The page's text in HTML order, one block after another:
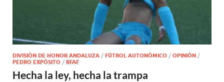
DIVISIÓN DE HONOR ANDALUZA / FÚTBOL AUTONÓMICO / OPINIÓN /
PEDRO EXPÓSITO / RFAF
Hecha la ley, hecha la trampa